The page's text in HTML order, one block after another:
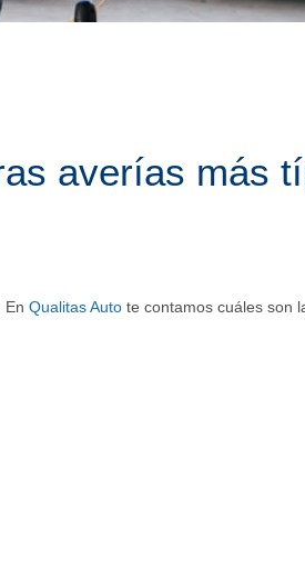
averías más
En Qualitas Autote contamos cuáles son